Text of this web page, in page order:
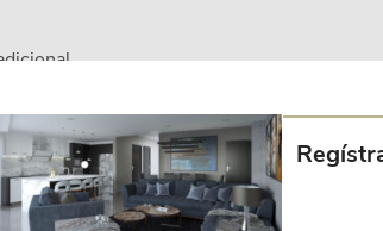
posterior del asiento en acolchado. Patas en
Su diseño inspirado en el estilo nórdico,